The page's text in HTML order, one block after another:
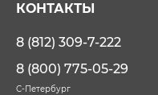
КОНТАКТЫ
8 (812) 309-7-222
8 (800) 775-05-29
С-Петербург